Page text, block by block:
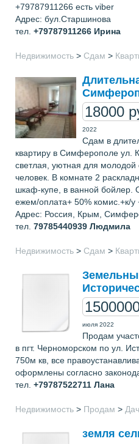
+79787911266 есть viber
Адрес: бул.Старшинова
тел. +79787911266 Ирина
Недвижимость > Сдам >
18000
2022
Сдам в
квартиру в Симферополе ул.
светлая, уютная для
человек. В комнате 2
шкаф-купе, в ванной бойлер.
ежем/оплата+ 50% комис.+к/у
Адрес: Россия, Крым,
тел. 79785440939 Людмила
Недвижимость > Сдам >
июля 2022
Продам
в пгт. Черноморском по ул.
750м кв, все
оформлены согласно
тел. +79787522711 Лана
Недвижимость > Продам >
земля